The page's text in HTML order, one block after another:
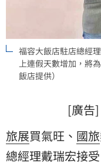
福容大飯店駐店總經
上連假天數增加，將
飯店提供）
[廣告
旅展買氣旺、 國旅
總經理戴瑞宏接